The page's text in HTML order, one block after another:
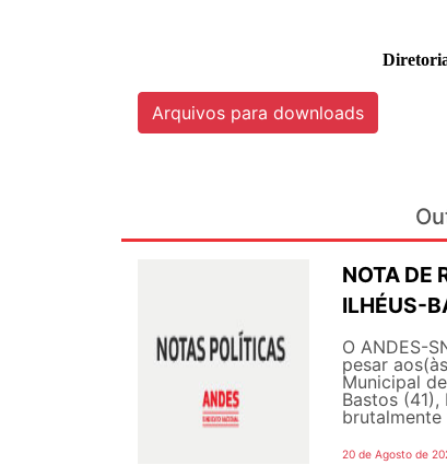
Arquivos para downloads
NOTA DE
ILHÉUS-
O ANDES-
pesar
Municipal
Bastos
brutalmente
20 de Agosto de